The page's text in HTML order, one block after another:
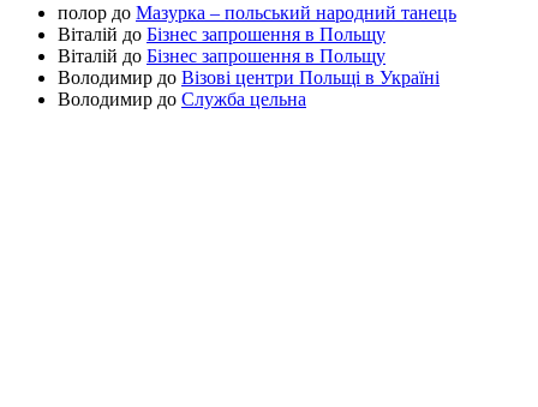
полор до Мазурка – польський народний танець
Віталій до Бізнес запрошення в Польщу
Віталій до Бізнес запрошення в Польщу
Володимир до Візові центри Польщі в Україні
Володимир до Служба цельна